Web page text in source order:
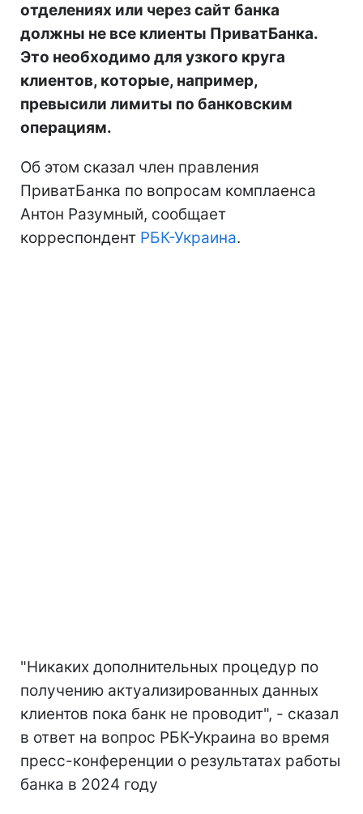
отделениях или через сайт банка
должны не все клиенты ПриватБанка.
Это необходимо для узкого круга
клиентов, которые, например,
превысили лимиты по банковским
операциям.
Об этом сказал член правления
ПриватБанка по вопросам комплаенса
Антон Разумный, сообщает
корреспондент РБК-Украина.
"Никаких дополнительных процедур по
получению актуализированных данных
клиентов пока банк не проводит", - сказал
в ответ на вопрос РБК-Украина во время
пресс-конференции о результатах работы
банка в 2024 году